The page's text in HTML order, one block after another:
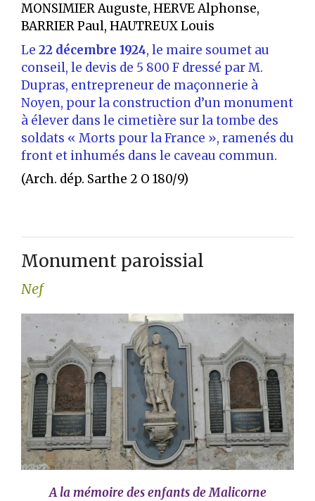
MONSIMIER Auguste, HERVE Alphonse,
BARRIER Paul, HAUTREUX Louis
Le 22 décembre 1924, le maire soumet au
conseil, le devis de 5 800 F dressé par M.
Dupras, entrepreneur de maçonnerie à
Noyen, pour la construction d’un monument
à élever dans le cimetière sur la tombe des
soldats « Morts pour la France », ramenés du
front et inhumés dans le caveau commun.
(Arch. dép. Sarthe 2 O 180/9)
Monument paroissial
Nef
A la mémoire des enfants de Malicorne